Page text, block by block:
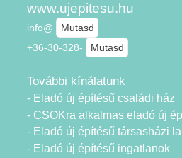
www.ujepitesu.hu
info@
Mutasd
+36-30-328-
Mutasd
További kínálatunk
- Eladó új építésű családi ház
- CSOKra alkalmas eladó új
- Eladó új építésű társasházi
- Eladó új építésű ingatlanok